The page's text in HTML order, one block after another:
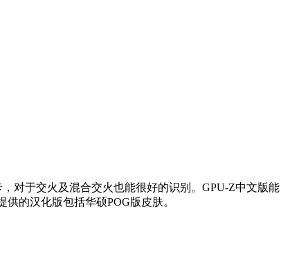
对于交火及混合交火也能很好的识别。GPU-Z中文版能
供的汉化版包括华硕POG版皮肤。